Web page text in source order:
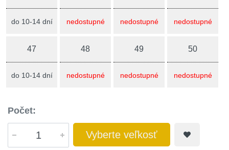
do 10-14 dní nedostupné nedostupné nedostupné
47
do 10-14 dní
48
nedostupné
49
nedostupné
50
nedostupné
Počet:
Vyberte veľkosť